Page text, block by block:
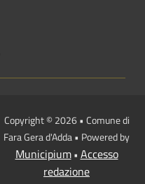
Copyright © 2026 • Comune di
Fara Gera d'Adda • Powered by
Municipium• Accesso
redazione